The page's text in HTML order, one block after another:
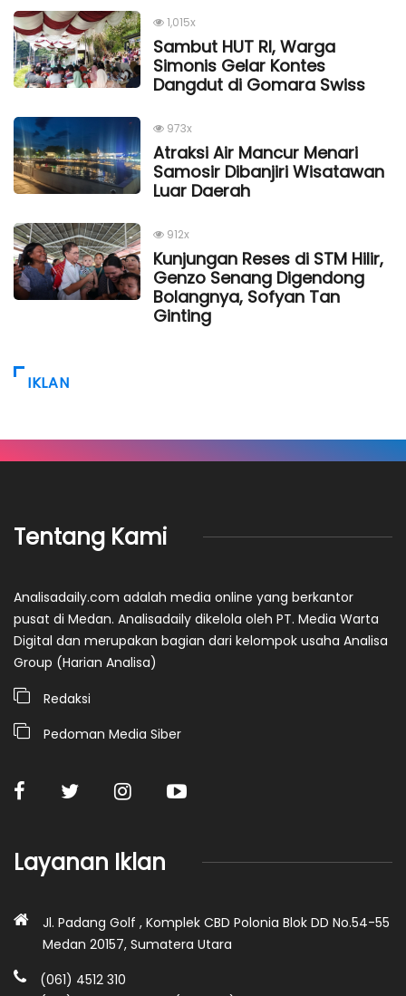
1,015x
Sambut HUT RI, Warga
Simonis Gelar Kontes
Dangdut di Gomara Swiss
973x
Atraksi Air Mancur Menari
Samosir Dibanjiri Wisatawan
Luar Daerah
912x
Kunjungan Reses di STM Hilir,
Genzo Senang Digendong
Bolangnya, Sofyan Tan
Ginting
IKLAN
Tentang Kami
Analisadaily.com adalah media online yang berkantor
pusat di Medan. Analisadaily dikelola oleh PT. Media Warta
Digital dan merupakan bagian dari kelompok usaha Analisa
Group (Harian Analisa)
Redaksi
Pedoman Media Siber
Layanan Iklan
Jl. Padang Golf , Komplek CBD Polonia Blok DD No.54-55
Medan 20157, Sumatera Utara
(061) 4512 310